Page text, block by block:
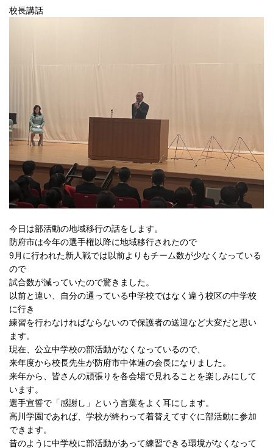
校長講話
今日は部活動の地域移行の話をします。
防府市は今年の選手権以降に地域移行されたので
9月に行われた新人戦では以前よりもチーム数が少なくなっている
ので
試合数が減っていたので驚きました。
以前と違い、自分の通っている中学校ではなく違う校区の中学校
に行き
練習を行わなければならないので保護者の送迎など大変だと思い
ます。
現在、公立中学校の部活動がなくなっているので、
来年度から校長先生が防府市中体連の会長になりました。
来年から、皆さんの頑張りを各会場で見れることを楽しみにして
います。
選手宣誓で「感謝し」という言葉をよく耳にします。
高川学園であれば、学校が終わって着替えてすぐに部活動に参加
できます。
昔のように中学校に部活動があって練習できる環境がなくなって